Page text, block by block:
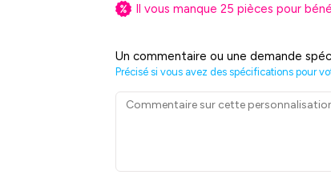
Il vous manque 25 pièces pour
Un commentaire ou une demande
Précisé si vous avez des spécifications pour